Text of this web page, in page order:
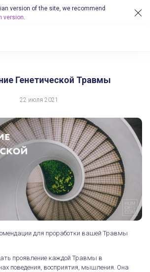
version of the site, we recommend
version.
Генетической Травмы
22 июля 2021
для проработки вашей Травмы
проявление каждой Травмы в
поведения, восприятия, мышления. Она